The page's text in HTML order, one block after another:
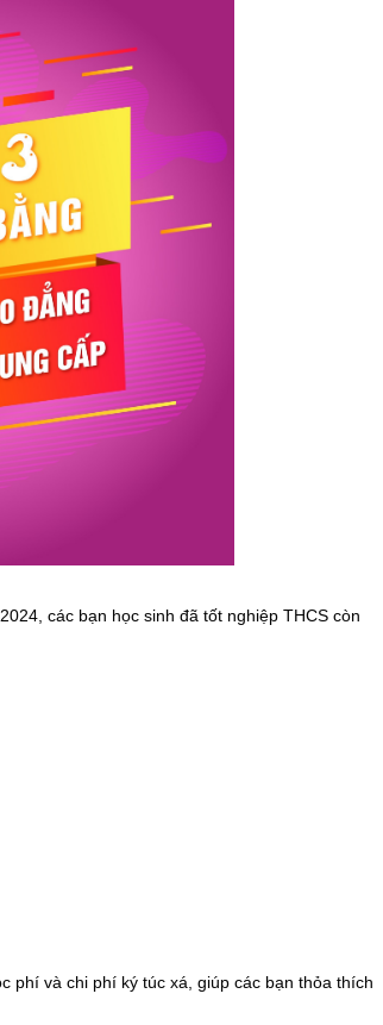
các bạn học sinh đã tốt nghiệp THCS còn
phí và chi phí ký túc xá, giúp các bạn thỏa thích